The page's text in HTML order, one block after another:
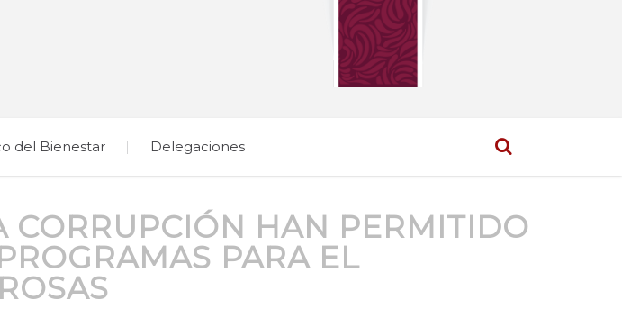
del Bienestar Delegaciones
CORRUPCIÓN HAN PERMITIDO
PARA EL